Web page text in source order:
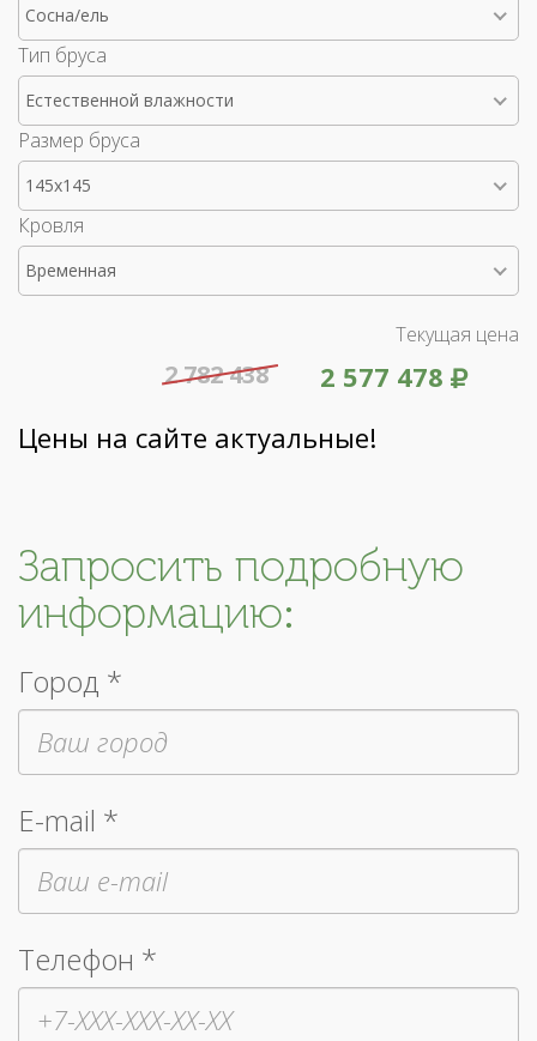
Сосна/ель
Тип бруса
Естественной влажности
Размер бруса
145x145
Кровля
Временная
Текущая цена
2 577 478
2 782 438
Цены на сайте актуальные!
Запросить подробную
информацию:
Город *
E-mail *
Телефон *